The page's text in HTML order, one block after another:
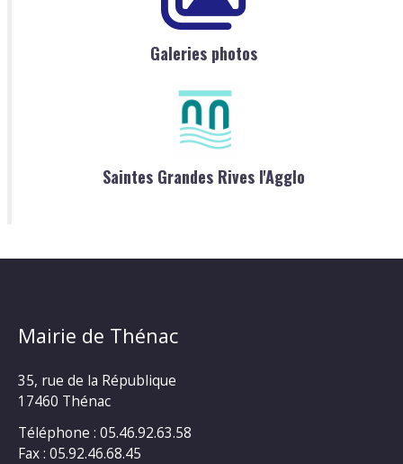
Galeries photos
Saintes Grandes Rives l'Agglo
Mairie de Thénac
35, rue de la République
17460 Thénac
Téléphone : 05.46.92.63.58
Fax : 05.92.46.68.45